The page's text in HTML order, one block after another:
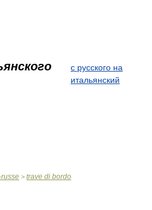
с русского на
итальянский
> trave di bordo